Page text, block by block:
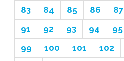
83
84 85 86 87
91
92 93 94 95
99
100 101 102